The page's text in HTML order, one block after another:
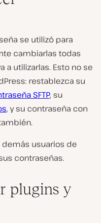
se utilizó para
cambiarlas todas
a utilizarlas. Esto no se
restablezca su
SFTP, su
, y su contraseña con
usuarios de
contraseñas.
plugins y